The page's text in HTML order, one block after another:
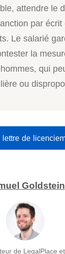
attendre le
par écrit
Le salarié
la
qui
ou
lettre de
Goldstein
de LegalPlace